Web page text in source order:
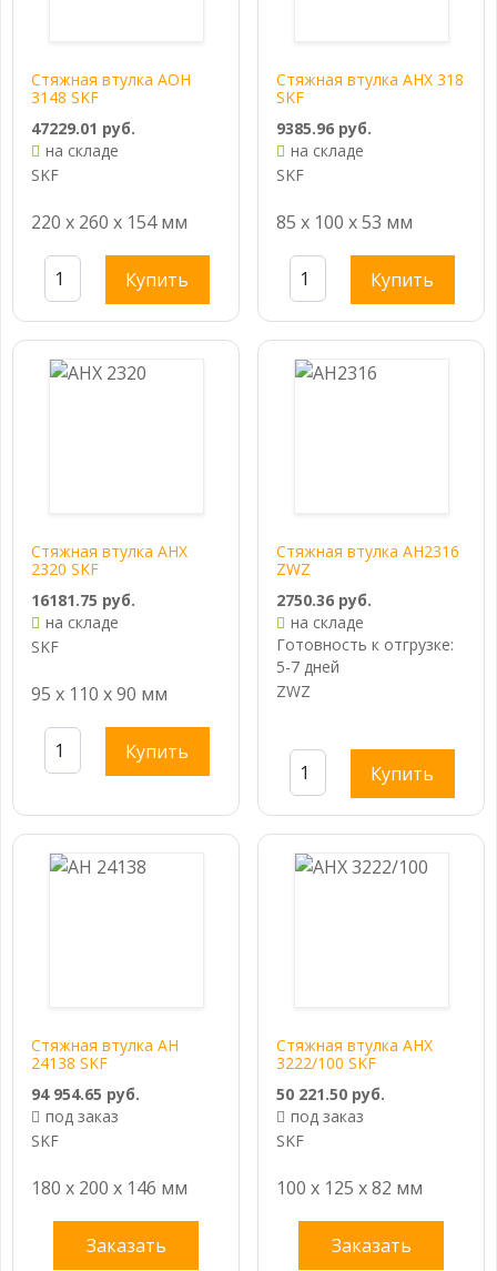
Стяжная втулка AOH
3148 SKF
47229.01 руб.
на складе
SKF
220 x 260 x 154 мм
Купить
Стяжная втулка AHX 318
SKF
9385.96 руб.
на складе
SKF
85 x 100 x 53 мм
Купить
Стяжная втулка AHX
2320 SKF
16181.75 руб.
на складе
SKF
95 x 110 x 90 мм
Купить
Стяжная втулка AH2316
ZWZ
2750.36 руб.
на складе
Готовность к отгрузке:
5-7 дней
ZWZ
Купить
Стяжная втулка AH
24138 SKF
94 954.65 руб.
под заказ
SKF
180 x 200 x 146 мм
Заказать
Стяжная втулка AHX
3222/100 SKF
50 221.50 руб.
под заказ
SKF
100 x 125 x 82 мм
Заказать